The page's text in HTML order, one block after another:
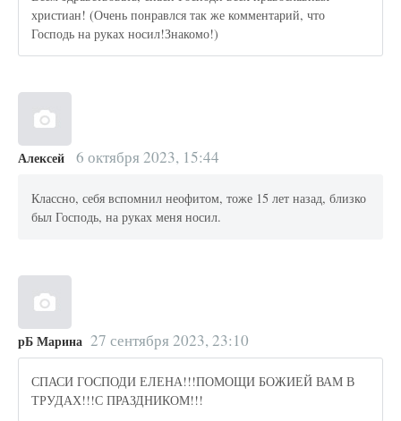
христиан! (Очень понравлся так же комментарий, что
Господь на руках носил!Знакомо!)
Алексей 6 октября 2023, 15:44
Классно, себя вспомнил неофитом, тоже 15 лет назад, близко
был Господь, на руках меня носил.
рБ Марина 27 сентября 2023, 23:10
СПАСИ ГОСПОДИ ЕЛЕНА!!!ПОМОЩИ БОЖИЕЙ ВАМ В
ТРУДАХ!!!С ПРАЗДНИКОМ!!!